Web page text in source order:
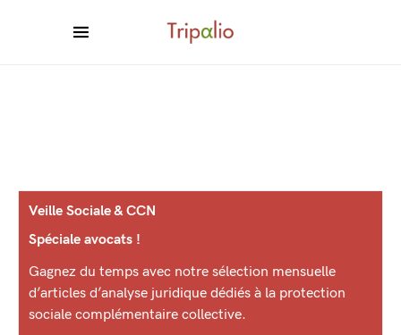
Veille Sociale & CCN
Spéciale avocats !
Gagnez du temps avec notre sélection mensuelle
d’articles d’analyse juridique dédiés à la protection
sociale complémentaire collective.